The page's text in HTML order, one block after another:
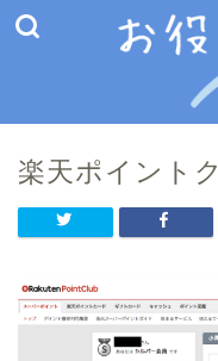
楽天ポイント